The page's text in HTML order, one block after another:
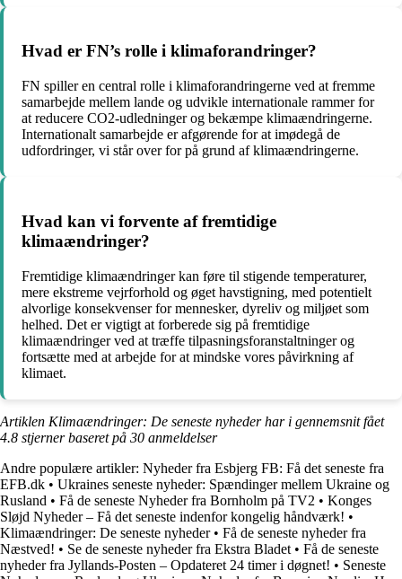
Hvad er FN’s rolle i klimaforandringer?
FN spiller en central rolle i klimaforandringerne ved at fremme
samarbejde mellem lande og udvikle internationale rammer for
at reducere CO2-udledninger og bekæmpe klimaændringerne.
Internationalt samarbejde er afgørende for at imødegå de
udfordringer, vi står over for på grund af klimaændringerne.
Hvad kan vi forvente af fremtidige
klimaændringer?
Fremtidige klimaændringer kan føre til stigende temperaturer,
mere ekstreme vejrforhold og øget havstigning, med potentielt
alvorlige konsekvenser for mennesker, dyreliv og miljøet som
helhed. Det er vigtigt at forberede sig på fremtidige
klimaændringer ved at træffe tilpasningsforanstaltninger og
fortsætte med at arbejde for at mindske vores påvirkning af
klimaet.
Artiklen Klimaændringer: De seneste nyheder har i gennemsnit fået
4.8 stjerner baseret på 30 anmeldelser
Andre populære artikler: Nyheder fra Esbjerg FB: Få det seneste fra
EFB.dk • Ukraines seneste nyheder: Spændinger mellem Ukraine og
Rusland • Få de seneste Nyheder fra Bornholm på TV2 • Konges
Sløjd Nyheder – Få det seneste indenfor kongelig håndværk! •
Klimaændringer: De seneste nyheder• Få de seneste nyheder fra
Næstved! • Se de seneste nyheder fra Ekstra Bladet • Få de seneste
nyheder fra Jyllands-Posten – Opdateret 24 timer i døgnet! • Seneste